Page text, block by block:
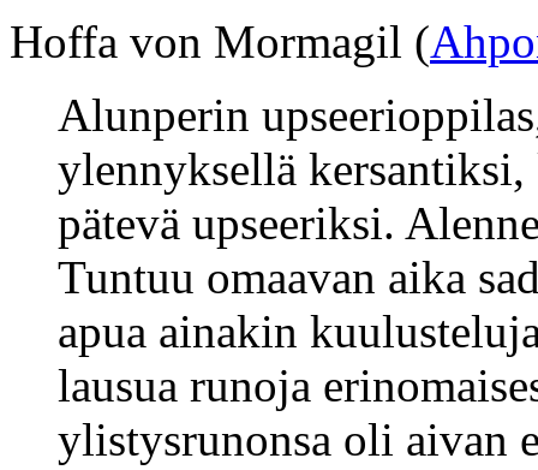
Hoffa von Mormagil (
Alunperin
ylennyksellä
pätevä upseeriksi.
Tuntuu omaavan aika
apua ainakin
lausua runoja
ylistysrunonsa oli aivan